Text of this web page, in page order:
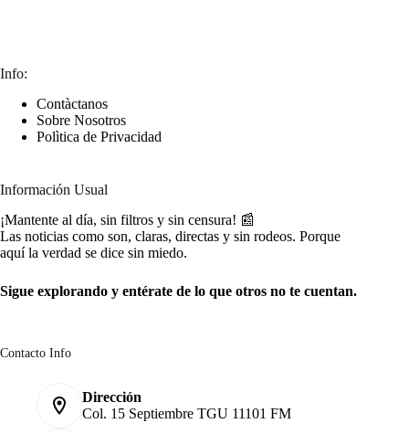
Info:
Contàctanos
Sobre Nosotros
Polìtica de Privacidad
Información Usual
¡Mantente al día, sin filtros y sin censura! 📰
Las noticias como son, claras, directas y sin rodeos. Porque
aquí la verdad se dice sin miedo.
Sigue explorando y entérate de lo que otros no te cuentan.
Contacto Info
Dirección
Col. 15 Septiembre TGU 11101 FM